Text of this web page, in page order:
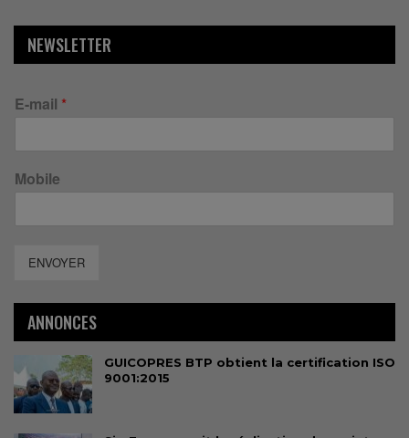
NEWSLETTER
E-mail *
Mobile
ENVOYER
ANNONCES
GUICOPRES BTP obtient la certification ISO
9001:2015